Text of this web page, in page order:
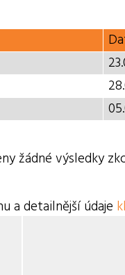
žádné výsledky
a detailnější údaje